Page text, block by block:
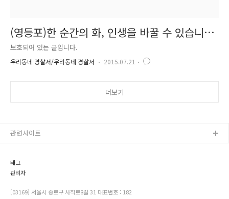
(영등포)한 순간의 화, 인생을 바꿀 수 있습니
다.
보호되어 있는 글입니다.
우리동네 경찰서/우리동네 경찰서 2015.07.21
더보기
태그
관리자
[03169] 서울시 종로구 사직로8길 31 대표번호 : 182
관련사이트